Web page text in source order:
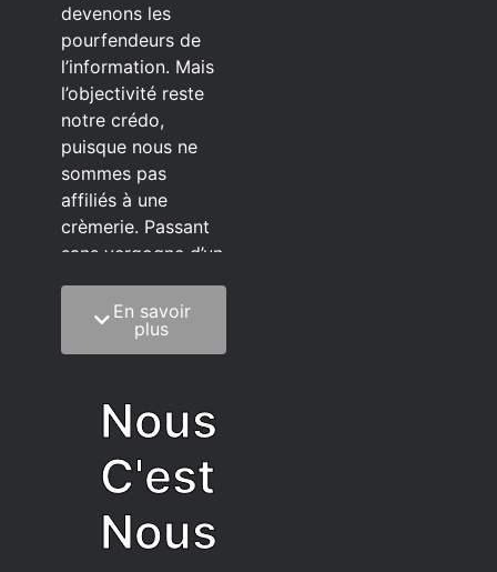
devenons les
pourfendeurs de
l’information. Mais
l’objectivité reste
notre crédo,
puisque nous ne
sommes pas
affiliés à une
crèmerie. Passant
sans vergogne d’un
C’est quoi notre
méthode?
sagesse de la
vieillesse à une
grosse dose
d’autodérision. On
est du pur produit
écrit faisant très
En savoir
plus
Nous
C'est
Nous